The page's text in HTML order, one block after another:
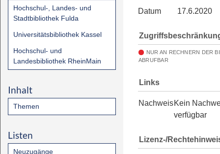
Hochschul-, Landes- und
Stadtbibliothek Fulda
Universitätsbibliothek Kassel
Hochschul- und
Landesbibliothek RheinMain
Inhalt
Themen
Listen
Neuzugänge
Datum
17.6.2020
NUR AN RECHNERN DER
ABRUFBAR
Links
NachweisKein
verfügbar
Lizenz-/